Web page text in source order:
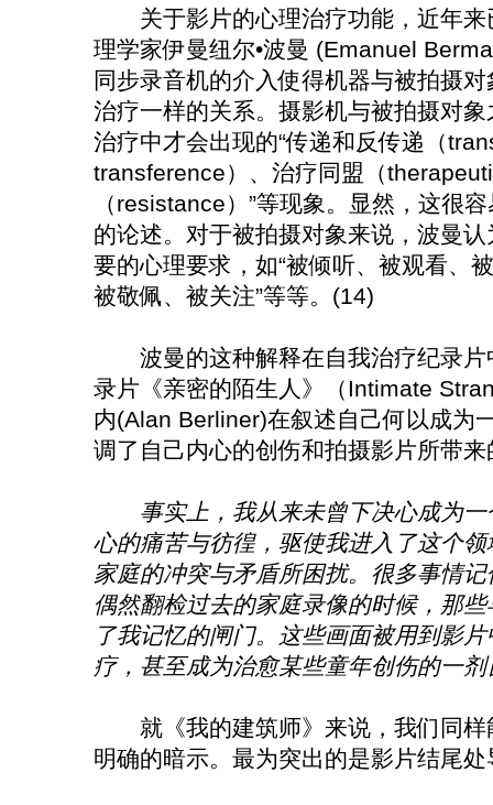
关于影片的心理治疗功能，近年来
理学家伊曼纽尔•波曼 (Emanuel
同步录音机的介入使得机器与被拍摄
治疗一样的关系。摄影机与被拍摄对
治疗中才会出现的“传递和反传递（
transference）、治疗同盟（
（resistance）”等现象。显然，这很
的论述。对于被拍摄对象来说，波曼
要的心理要求，如“被倾听、被观看、
被敬佩、被关注”等等。(14)
波曼的这种解释在自我治疗纪录片
录片《亲密的陌生人》（Intimate
内(Alan Berliner)在叙述自己何以成为
调了自己内心的创伤和拍摄影片所带
事实上，我从来未曾下决心成为
心的痛苦与彷徨，驱使我进入了这个
家庭的冲突与矛盾所困扰。很多事情
偶然翻检过去的家庭录像的时候，那
了我记忆的闸门。这些画面被用到影
疗，甚至成为治愈某些童年创伤的一剂
就《我的建筑师》来说，我们同样
明确的暗示。最为突出的是影片结尾